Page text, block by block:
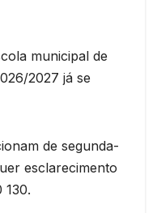
municipal de
2027 já se
de segunda-
esclarecimento
130.